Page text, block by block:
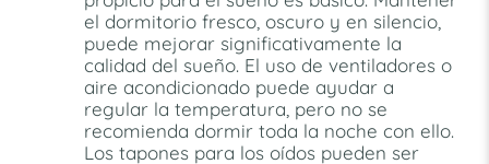
el dormitorio fresco, oscuro y en silencio,
puede mejorar significativamente la
calidad del sueño. El uso de ventiladores o
aire acondicionado puede ayudar a
regular la temperatura, pero no se
recomienda dormir toda la noche con ello.
Los tapones para los oídos pueden ser